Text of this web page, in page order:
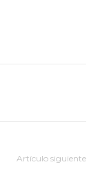
Artículo siguiente